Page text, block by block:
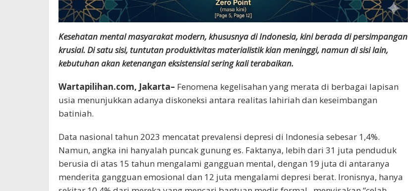
Kesehatan mental masyarakat modern, khususnya di Indonesia, kini berada di persimpangan
krusial. Di satu sisi, tuntutan produktivitas materialistik kian meninggi, namun di sisi lain,
kebutuhan akan ketenangan eksistensial sering kali terabaikan.
Wartapilihan.com, Jakarta– Fenomena kegelisahan yang merata di berbagai lapisan
usia menunjukkan adanya diskoneksi antara realitas lahiriah dan keseimbangan
batiniah.
Data nasional tahun 2023 mencatat prevalensi depresi di Indonesia sebesar 1,4%.
Namun, angka ini hanyalah puncak gunung es. Faktanya, lebih dari 31 juta penduduk
berusia di atas 15 tahun mengalami gangguan mental, dengan 19 juta di antaranya
menderita gangguan emosional dan 12 juta mengalami depresi berat. Ironisnya, hanya